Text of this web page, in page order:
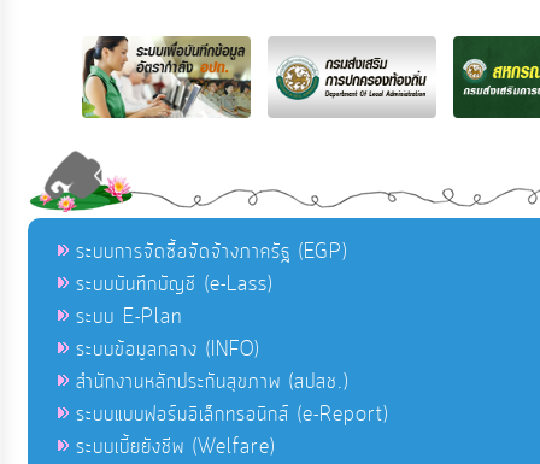
ระบบการจัดซื้อจัดจ้างภาครัฐ (EGP)
ระบบบันทึกบัญชี (e-Lass)
ระบบ E-Plan
ระบบข้อมูลกลาง (INFO)
สำนักงานหลักประกันสุขภาพ (สปสช.)
ระบบแบบฟอร์มอิเล็กทรอนิกส์ (e-Report)
ระบบเบี้ยยังชีพ (Welfare)